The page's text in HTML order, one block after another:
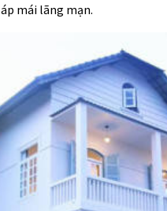
mái lãng mạn.